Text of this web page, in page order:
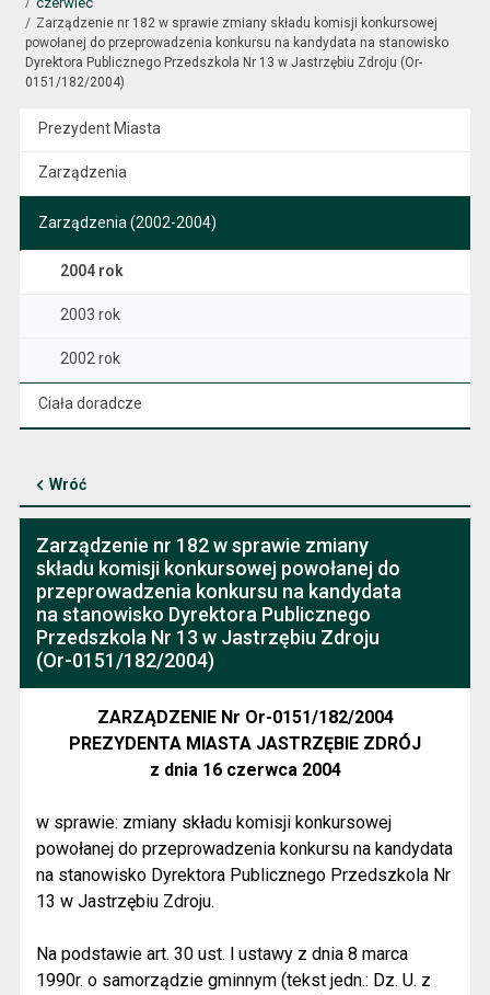
Zarządzenie nr 182 w sprawie zmiany składu komisji konkursowej
powołanej do przeprowadzenia konkursu na kandydata na stanowisko
Dyrektora Publicznego Przedszkola Nr 13 w Jastrzębiu Zdroju (Or-
0151/182/2004)
Prezydent Miasta
Zarządzenia
Zarządzenia (2002-2004)
2004 rok
2003 rok
2002 rok
Ciała doradcze
Wróć
Zarządzenie nr 182 w sprawie zmiany
składu komisji konkursowej powołanej do
przeprowadzenia konkursu na kandydata
na stanowisko Dyrektora Publicznego
Przedszkola Nr 13 w Jastrzębiu Zdroju
(Or-0151/182/2004)
ZARZĄDZENIE Nr Or-0151/182/2004
PREZYDENTA MIASTA JASTRZĘBIE ZDRÓJ
z dnia 16 czerwca 2004
w sprawie: zmiany składu komisji konkursowej
powołanej do przeprowadzenia konkursu na kandydata
na stanowisko Dyrektora Publicznego Przedszkola Nr
13 w Jastrzębiu Zdroju.
Na podstawie art. 30 ust. l ustawy z dnia 8 marca
1990r. o samorządzie gminnym (tekst jedn.: Dz. U. z